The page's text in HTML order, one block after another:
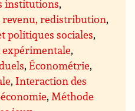
institutions,
redistribution,
politiques sociales,
,
,Économétrie,
, Interaction des
, Méthode